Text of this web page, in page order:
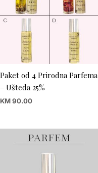
Paket od 4 Prirodna Parfema
– Ušteda 25%
KM90.00
range: